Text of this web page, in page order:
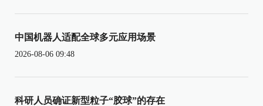
中国机器人适配全球多元应用场景
2026-08-06 09:48
科研人员确证新型粒子“胶球”的存在